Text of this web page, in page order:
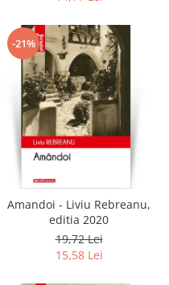
-21%
Amandoi - Liviu Rebreanu,
editia 2020
19,72 Lei
15,58 Lei